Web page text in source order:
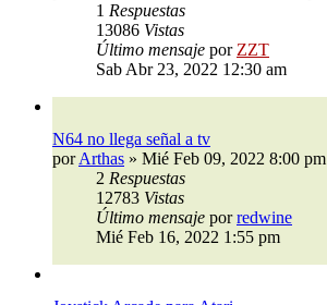
1 Respuestas
13086 Vistas
Último mensaje por ZZT
Sab Abr 23, 2022 12:30 am
N64 no llega señal a tv
porArthas » Mié Feb 09, 2022 8:00 pm
2 Respuestas
12783 Vistas
Último mensaje porredwine
Mié Feb 16, 2022 1:55 pm